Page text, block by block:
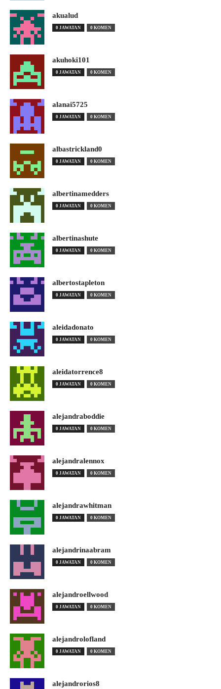
akualud
0 JAWATAN 0 KOMEN
akuhoki101
0 JAWATAN 0 KOMEN
alanai5725
0 JAWATAN 0 KOMEN
albastrickland0
0 JAWATAN 0 KOMEN
albertinamedders
0 JAWATAN 0 KOMEN
albertinashute
0 JAWATAN 0 KOMEN
albertostapleton
0 JAWATAN 0 KOMEN
aleidadonato
0 JAWATAN 0 KOMEN
aleidatorrence8
0 JAWATAN 0 KOMEN
alejandraboddie
0 JAWATAN 0 KOMEN
alejandralennox
0 JAWATAN 0 KOMEN
alejandrawhitman
0 JAWATAN 0 KOMEN
alejandrinaabram
0 JAWATAN 0 KOMEN
alejandroellwood
0 JAWATAN 0 KOMEN
alejandrolofland
0 JAWATAN 0 KOMEN
alejandrorios8